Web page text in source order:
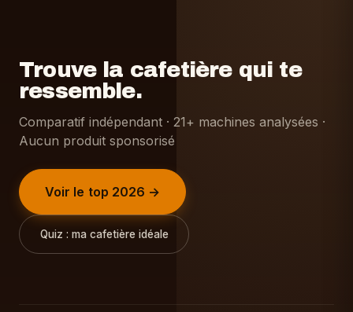
Trouve la cafetière qui te
ressemble.
Comparatif indépendant · 21+ machines analysées ·
Aucun produit sponsorisé
Voir le top 2026 →
Quiz : ma cafetière idéale